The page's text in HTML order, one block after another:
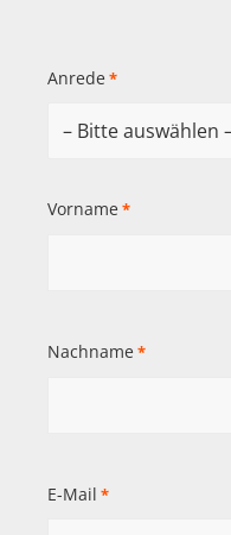
Anrede *
Vorname *
Nachname *
E-Mail *